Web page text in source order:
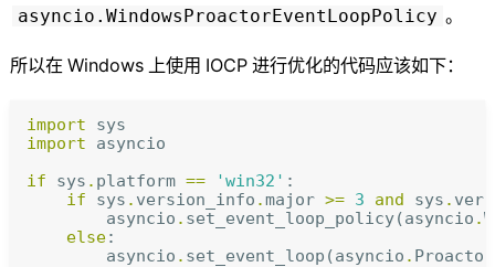
asyncio.WindowsProactorEventLoopPolicy 。
所以在 Windows 上使用 IOCP 进行优化的代码应该如下：
import
sys
import
asyncio
if
sys . platform == 'win32' :
if
sys . version_info .major >= 3 and sys .
asyncio . set_event_loop_policy(asyncio .
else:
asyncio . set_event_loop (asyncio .